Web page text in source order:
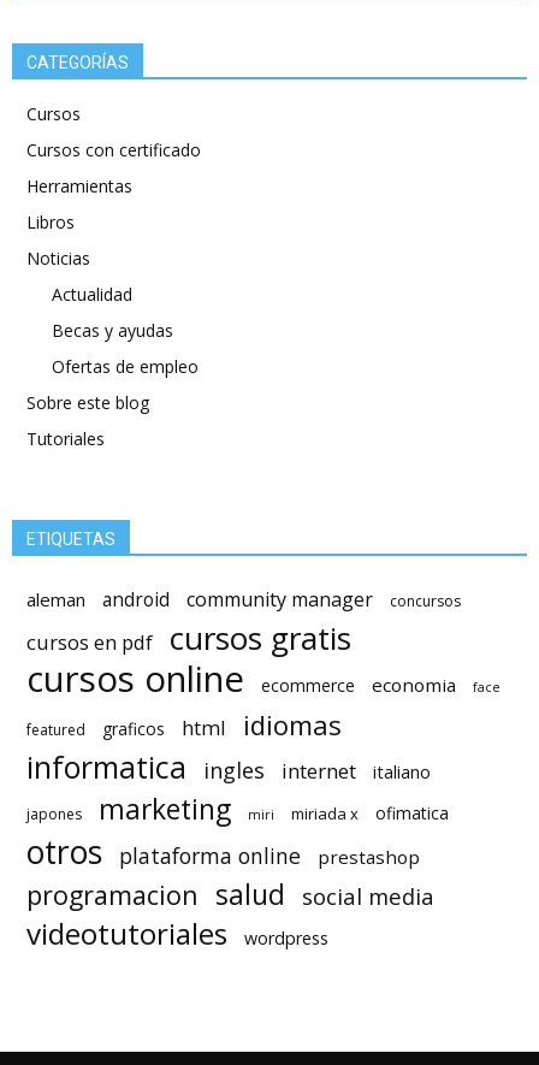
CATEGORÍAS
Cursos
Cursos con certificado
Herramientas
Libros
Noticias
Actualidad
Becas y ayudas
Ofertas de empleo
Sobre este blog
Tutoriales
ETIQUETAS
aleman android community manager concursos
cursos en pdf cursos gratis
cursos online ecommerce economia face
featured graficos html idiomas
informatica ingles internet italiano
japones marketing miri miriada x ofimatica
otros plataforma online prestashop
programacion salud social media
videotutoriales wordpress